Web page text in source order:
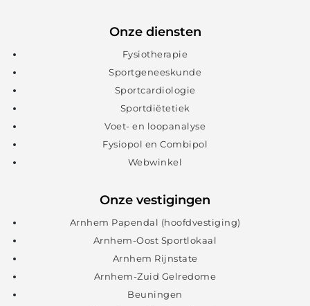
Onze diensten
Fysiotherapie
Sportgeneeskunde
Sportcardiologie
Sportdiëtetiek
Voet- en loopanalyse
Fysiopol en Combipol
Webwinkel
Onze vestigingen
Arnhem Papendal (hoofdvestiging)
Arnhem-Oost Sportlokaal
Arnhem Rijnstate
Arnhem-Zuid Gelredome
Beuningen